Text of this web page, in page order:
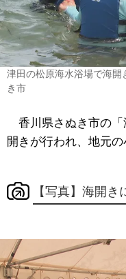
津田の松原海水浴場で海
き市
香川県さぬき市の「
開きが行われ、地元
【写真】海開